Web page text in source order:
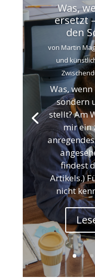
Was,
ersetzt
den
von Martin
und
Was,
sondern
stellt? Am
mir ein
findest
Artikels.)
nicht